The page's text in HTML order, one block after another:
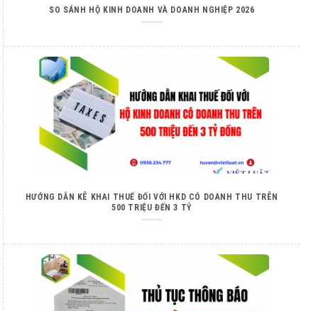
SO SÁNH HỘ KINH DOANH VÀ DOANH NGHIỆP 2026
HƯỚNG DẪN KÊ KHAI THUẾ ĐỐI VỚI HKD CÓ DOANH THU TRÊN
500 TRIỆU ĐẾN 3 TỶ